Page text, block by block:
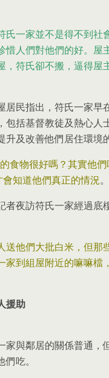
氏一家並不是得不到社
惜人們對他們的好。屋
，符氏卻不搬，逼得屋
居民指出，符氏一家早
包括基督教徒及熱心人
及改善他們居住環境
食物很好嗎？其實他
知道他們真正的情況
者夜訪符氏一家經過底
送他們大批白米，但那
家到組屋附近的嘛嘛檔
援助
家與鄰居的關係普通，
吃。